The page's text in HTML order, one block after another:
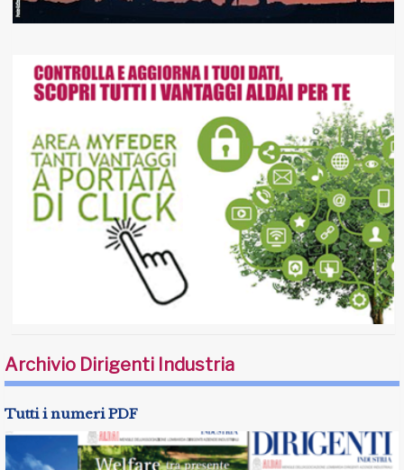
Archivio Dirigenti Industria
Tutti i numeri PDF